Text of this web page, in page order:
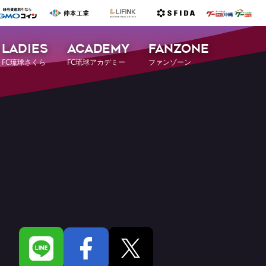
LADIES
FC琉球さくら
ACADEMY
FC琉球アカデミー
FANZONE
ファンゾーン